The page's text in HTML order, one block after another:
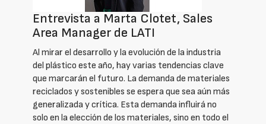
Entrevista a Marta Clotet, Sales
Area Manager de LATI
Al mirar el desarrollo y la evolución de la industria
del plástico este año, hay varias tendencias clave
que marcarán el futuro. La demanda de materiales
reciclados y sostenibles se espera que sea aún más
generalizada y crítica. Esta demanda influirá no
solo en la elección de los materiales, sino en todo el